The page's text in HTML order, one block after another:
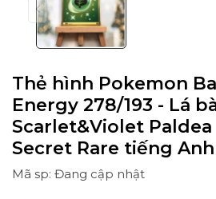
Thẻ hình Pokemon
Energy 278/193 - Lá
Scarlet&Violet
Secret Rare tiếng
Mã sp: Đang cập nhật